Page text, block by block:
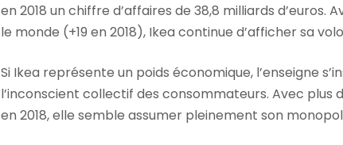
en 2018 un chiffre d’affaires de 38,8 milliards d’euros.
le monde (+19 en 2018), Ikea continue d’afficher sa
Si Ikea représente un poids économique, l’enseigne
l’inconscient collectif des consommateurs. Avec plus
en 2018, elle semble assumer pleinement son